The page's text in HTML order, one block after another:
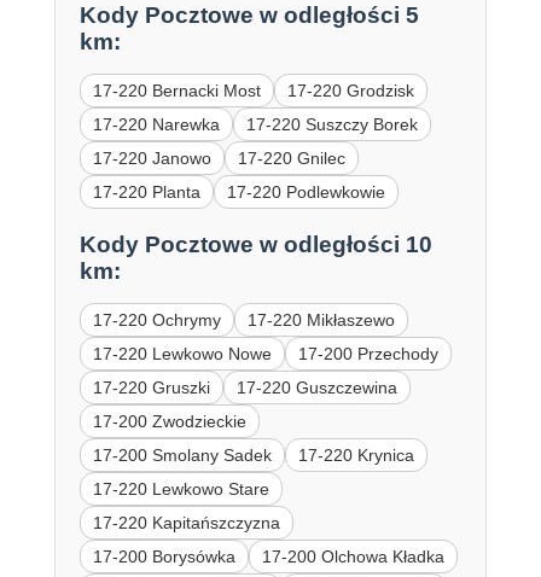
Kody Pocztowe w odległości 5
km:
17-220 Bernacki Most
17-220 Grodzisk
17-220 Narewka
17-220 Suszczy Borek
17-220 Janowo
17-220 Gnilec
17-220 Planta
17-220 Podlewkowie
Kody Pocztowe w odległości 10
km:
17-220 Ochrymy
17-220 Mikłaszewo
17-220 Lewkowo Nowe
17-200 Przechody
17-220 Gruszki
17-220 Guszczewina
17-200 Zwodzieckie
17-200 Smolany Sadek
17-220 Krynica
17-220 Lewkowo Stare
17-220 Kapitańszczyzna
17-200 Borysówka
17-200 Olchowa Kładka